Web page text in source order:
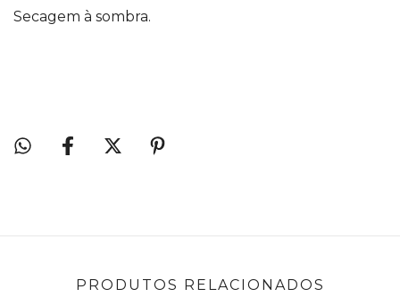
Secagem à sombra.
PRODUTOS RELACIONADOS